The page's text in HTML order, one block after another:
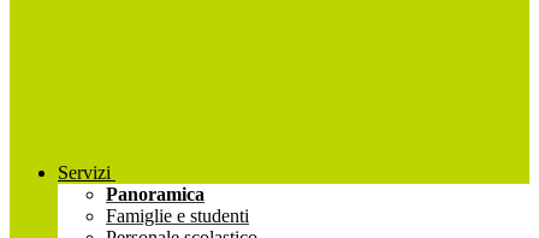
Servizi
Panoramica
Famiglie e studenti